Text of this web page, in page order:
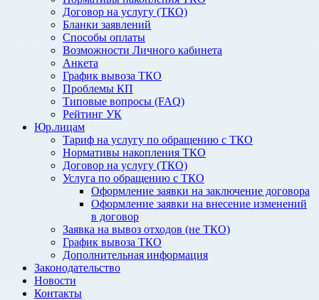
Договор на услугу (ТКО)
Бланки заявлений
Способы оплаты
Возможности Личного кабинета
Анкета
График вывоза ТКО
Проблемы КП
Типовые вопросы (FAQ)
Рейтинг УК
Юр.лицам
Тариф на услугу по обращению с ТКО
Нормативы накопления ТКО
Договор на услугу (ТКО)
Услуга по обращению с ТКО
Оформление заявки на заключение договора
Оформление заявки на внесение изменений
в договор
Заявка на вывоз отходов (не ТКО)
График вывоза ТКО
Дополнительная информация
Законодательство
Новости
Контакты